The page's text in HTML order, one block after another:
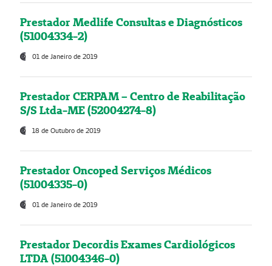
Prestador Medlife Consultas e Diagnósticos
(51004334-2)
01 de Janeiro de 2019
Prestador CERPAM – Centro de Reabilitação
S/S Ltda-ME (52004274-8)
18 de Outubro de 2019
Prestador Oncoped Serviços Médicos
(51004335-0)
01 de Janeiro de 2019
Prestador Decordis Exames Cardiológicos
LTDA (51004346-0)